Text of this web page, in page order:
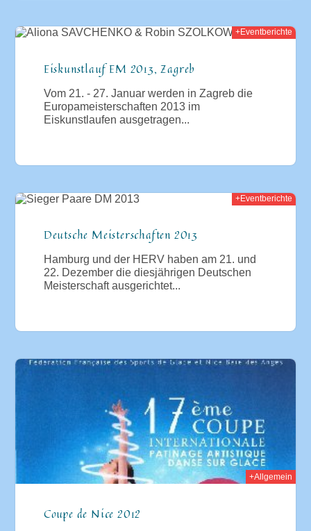
+Eventberichte
Eiskunstlauf EM 2013, Zagreb
Vom 21. - 27. Januar werden in Zagreb die
Europameisterschaften 2013 im
Eiskunstlaufen ausgetragen...
+Eventberichte
Deutsche Meisterschaften 2013
Hamburg und der HERV haben am 21. und
22. Dezember die diesjährigen Deutschen
Meisterschaft ausgerichtet...
+Allgemein
Coupe de Nice 2012